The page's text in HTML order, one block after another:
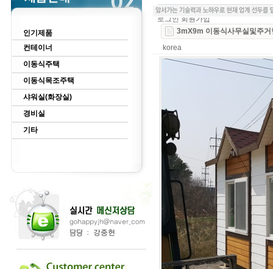
인기제품
컨테이너
이동식주택
이동식목조주택
샤워실(화장실)
경비실
기타
로그인 회원가입
3mX9m 이동식사무실및주
korea